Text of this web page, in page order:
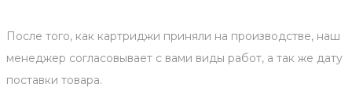
После того, как картриджи приняли на производстве, наш
менеджер согласовывает с вами виды работ, а так же дату
поставки товара.